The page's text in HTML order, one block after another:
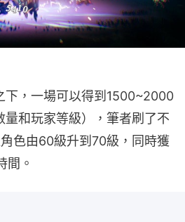
下，一場可以得到1500~2000
和玩家等級），筆者刷了不
色由60級升到70級，同時獲
間。